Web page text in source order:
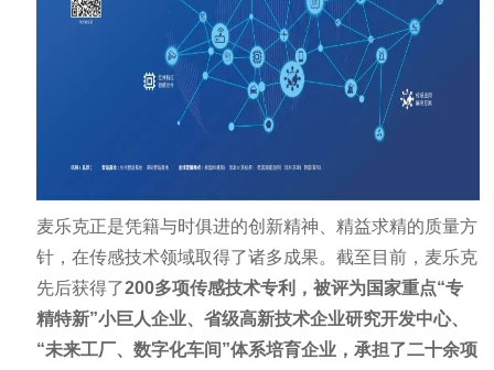
麦乐克正是凭籍与时俱进的创新精神、精益求精的质量方
针，在传感技术领域取得了诸多成果。截至目前，麦乐克
先后获得了200多项传感技术专利，被评为国家重点“专
精特新”小巨人企业、省级高新技术企业研究开发中心、
“未来工厂、数字化车间”体系培育企业，承担了二十余项